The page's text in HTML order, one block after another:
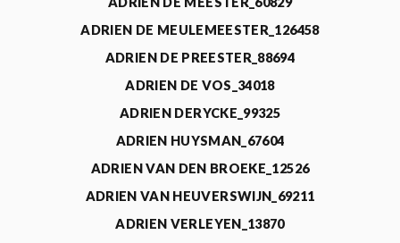
ADRIEN DE MEULEMEESTER_126458
ADRIEN DE PREESTER_88694
ADRIEN DE VOS_34018
ADRIEN DERYCKE_99325
ADRIEN HUYSMAN_67604
ADRIEN VAN DEN BROEKE_12526
ADRIEN VAN HEUVERSWIJN_69211
ADRIEN VERLEYEN_13870